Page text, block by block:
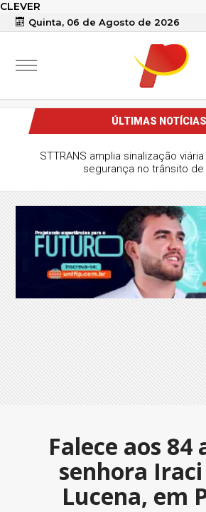
CLEVER
Quinta, 06 de Agosto de 2026
ÚLTIMAS NOTÍCIAS
STTRANS amplia sinalização
segurança no trânsito de
Falece aos 84
senhora
Lucena, em